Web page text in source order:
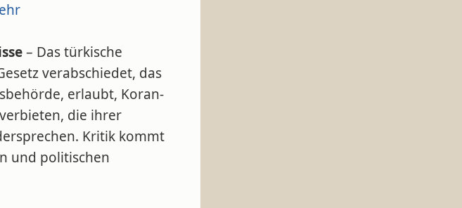
– Das türkische
verabschiedet, das
erlaubt, Koran-
die ihrer
Kritik kommt
und politischen